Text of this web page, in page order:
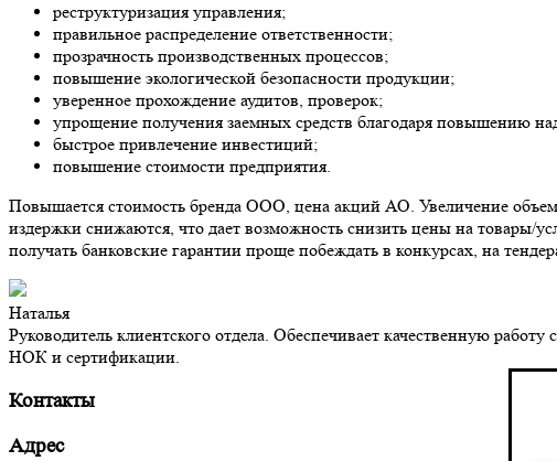
реструктуризация управления;
правильное распределение ответственности;
прозрачность производственных процессов;
повышение экологической безопасности продукции;
уверенное прохождение аудитов, проверок;
упрощение получения заемных средств благодаря повышению
быстрое привлечение инвестиций;
повышение стоимости предприятия.
Повышается стоимость бренда ООО, цена акций АО. Увеличение
издержки снижаются, что дает возможность снизить цены на товары/
получать банковские гарантии проще побеждать в конкурсах, на
Наталья
Руководитель клиентского отдела. Обеспечивает качественную
НОК и сертификации.
Контакты
Адрес